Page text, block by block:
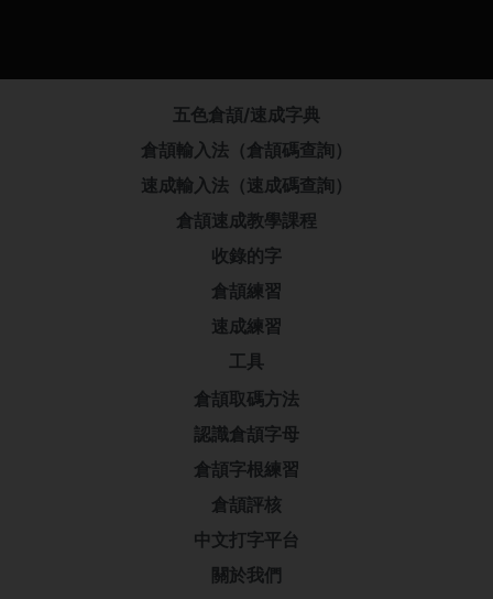
五色倉頡/速成字典
倉頡輸入法（倉頡碼查詢）
速成輸入法（速成碼查詢）
倉頡速成教學課程
收錄的字
倉頡練習
速成練習
工具
倉頡取碼方法
認識倉頡字母
倉頡字根練習
倉頡評核
中文打字平台
關於我們